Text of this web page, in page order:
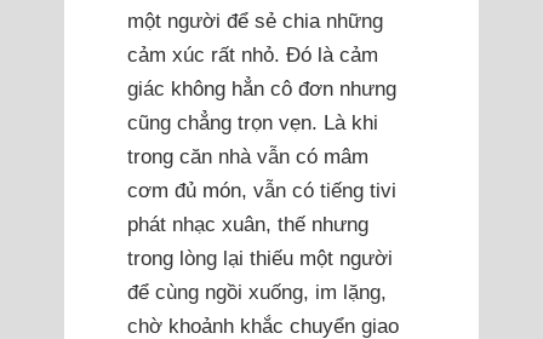
một người để sẻ chia những
cảm xúc rất nhỏ. Đó là cảm
giác không hẳn cô đơn nhưng
cũng chẳng trọn vẹn. Là khi
trong căn nhà vẫn có mâm
cơm đủ món, vẫn có tiếng tivi
phát nhạc xuân, thế nhưng
trong lòng lại thiếu một người
để cùng ngồi xuống, im lặng,
chờ khoảnh khắc chuyển giao